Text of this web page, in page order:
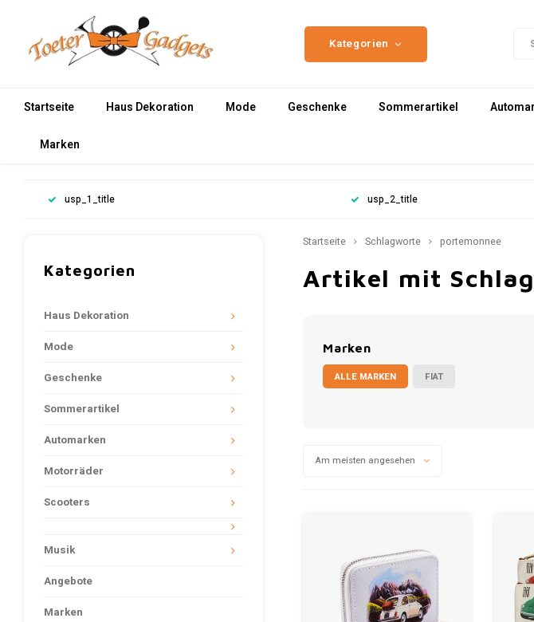
Kategorien
Startseite Haus Dekoration Mode Geschenke Sommerartikel
Marken
usp_1_title usp_2_title
Kategorien
Haus Dekoration
Mode
Geschenke
Sommerartikel
Automarken
Motorräder
Scooters
Musik
Angebote
Marken
Startseite Schlagworte portemonnee
Artikel mit
Marken
ALLE MARKEN FIAT
Am meisten angesehen